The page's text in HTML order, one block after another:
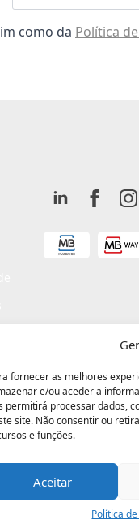
fornecer as melhores
e/ou aceder a
permitirá processar dados,
site. Não consentir ou
e funções.
Aceitar
Política
como da Política